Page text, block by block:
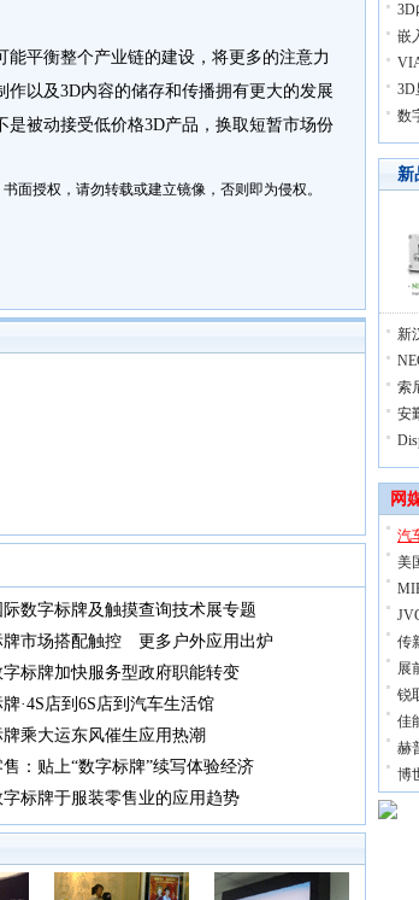
平衡整个产业链的建设，将更多的注意力
以及3D内容的储存和传播拥有更大的发展
被动接受低价格3D产品，换取短暂市场份
面授权，请勿转载或建立镜像，否则即为侵权。
数字标牌及触摸查询技术展专题
牌市场搭配触控 更多户外应用出炉
标牌加快服务型政府职能转变
·4S店到6S店到汽车生活馆
乘大运东风催生应用热潮
售：贴上“数字标牌”续写体验经济
标牌于服装零售业的应用趋势
3D
嵌
3D
数
新
新
索
安
网
汽
美
传
展
锐
佳
赫
博